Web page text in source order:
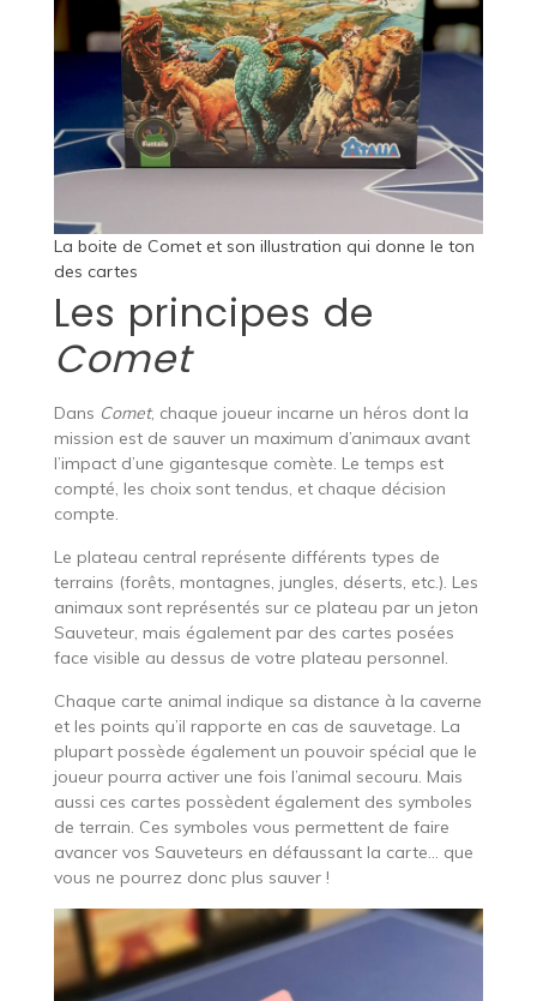
La boite de Comet et son illustration qui donne le ton
des cartes
Les principes de
Comet
Dans Comet, chaque joueur incarne un héros dont la
mission est de sauver un maximum d’animaux avant
l’impact d’une gigantesque comète. Le temps est
compté, les choix sont tendus, et chaque décision
compte.
Le plateau central représente différents types de
terrains (forêts, montagnes, jungles, déserts, etc.). Les
animaux sont représentés sur ce plateau par un jeton
Sauveteur, mais également par des cartes posées
face visible au dessus de votre plateau personnel.
Chaque carte animal indique sa distance à la caverne
et les points qu’il rapporte en cas de sauvetage. La
plupart possède également un pouvoir spécial que le
joueur pourra activer une fois l’animal secouru. Mais
aussi ces cartes possèdent également des symboles
de terrain. Ces symboles vous permettent de faire
avancer vos Sauveteurs en défaussant la carte… que
vous ne pourrez donc plus sauver !